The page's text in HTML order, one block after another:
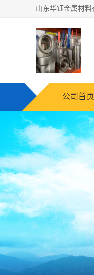
公司首页